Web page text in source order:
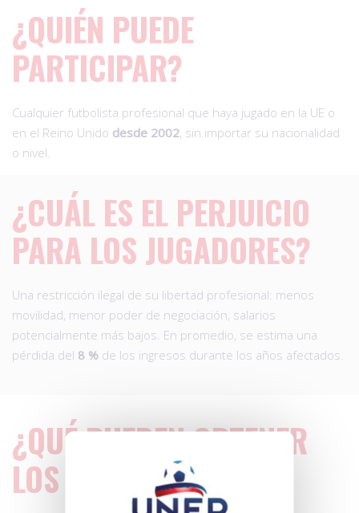
¿QUIÉN PUEDE
PARTICIPAR?
Cualquier futbolista profesional que haya jugado en la UE o
en el Reino Unido desde 2002, sin importar su nacionalidad
o nivel.
¿CUÁL ES EL PERJUICIO
PARA LOS JUGADORES?
Una restricción ilegal de su libertad profesional: menos
movilidad, menor poder de negociación, salarios
potencialmente más bajos. En promedio, se estima una
pérdida del 8 % de los ingresos durante los años afectados.
¿QUÉ PUEDEN OBTENER
LOS JUGADORES?